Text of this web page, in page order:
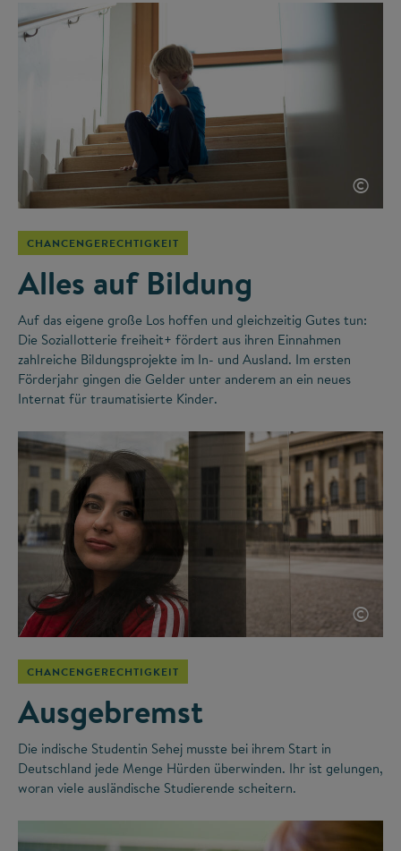
©
CHANCENGERECHTIGKEIT
Alles auf Bildung
Auf das eigene große Los hoffen und gleichzeitig Gutes tun:
Die Soziallotterie freiheit+ fördert aus ihren Einnahmen
zahlreiche Bildungsprojekte im In- und Ausland. Im ersten
Förderjahr gingen die Gelder unter anderem an ein neues
Internat für traumatisierte Kinder.
©
CHANCENGERECHTIGKEIT
Ausgebremst
Die indische Studentin Sehej musste bei ihrem Start in
Deutschland jede Menge Hürden überwinden. Ihr ist gelungen,
woran viele ausländische Studierende scheitern.